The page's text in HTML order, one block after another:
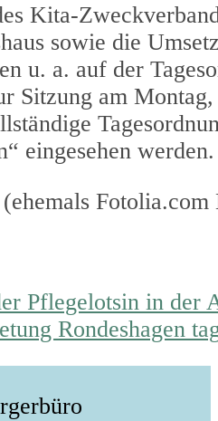
Kita-
sowie die
u. a. auf der
Sitzung am
eingesehen werden.
Pflegelotsin in der
Rondeshagen